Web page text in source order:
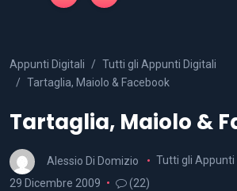
Appunti Digitali
Tutti gli Appunti Digitali
Tartaglia, Maiolo & Facebook
Tartaglia, Maiolo &
Alessio Di Domizio
Tutti gli Appunti
29 Dicembre 2009
(22)